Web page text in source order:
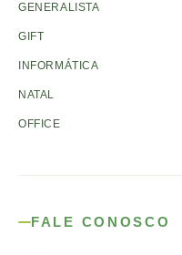
GENERALISTA
GIFT
INFORMÁTICA
NATAL
OFFICE
FALE CONOSCO